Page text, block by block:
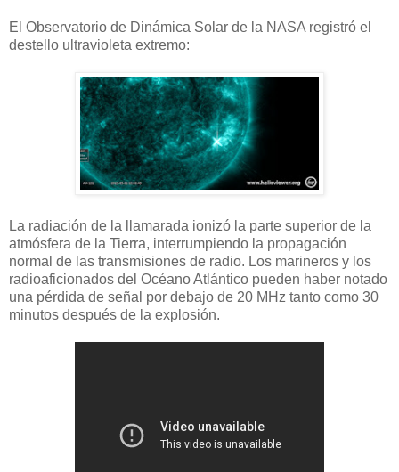
El Observatorio de Dinámica Solar de la NASA registró el
destello ultravioleta extremo:
La radiación de la llamarada ionizó la parte superior de la
atmósfera de la Tierra, interrumpiendo la propagación
normal de las transmisiones de radio. Los marineros y los
radioaficionados del Océano Atlántico pueden haber notado
una pérdida de señal por debajo de 20 MHz tanto como 30
minutos después de la explosión.